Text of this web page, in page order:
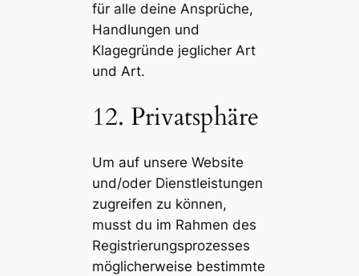
für alle deine Ansprüche,
Handlungen und
Klagegründe jeglicher Art
und Art.
12. Privatsphäre
Um auf unsere Website
und/oder Dienstleistungen
zugreifen zu können,
musst du im Rahmen des
Registrierungsprozesses
möglicherweise bestimmte